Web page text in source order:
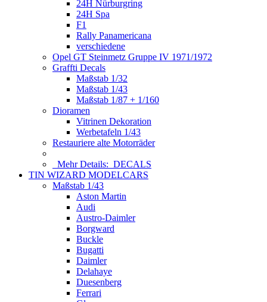
24H Nürburgring
24H Spa
F1
Rally Panamericana
verschiedene
Opel GT Steinmetz Gruppe IV 1971/1972
Graffti Decals
Maßstab 1/32
Maßstab 1/43
Maßstab 1/87 + 1/160
Dioramen
Vitrinen Dekoration
Werbetafeln 1/43
Restauriere alte Motorräder
Mehr Details: DECALS
TIN WIZARD MODELCARS
Maßstab 1/43
Aston Martin
Audi
Austro-Daimler
Borgward
Buckle
Bugatti
Daimler
Delahaye
Duesenberg
Ferrari